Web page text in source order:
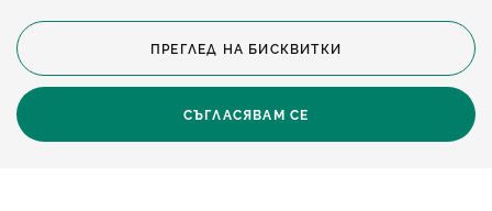
© 2024. Всички права запазени.
Общи условия
Политика за бисквитки
СЪГЛАСЯВАМ СЕ
ПРЕГЛЕД НА БИСКВИТКИ